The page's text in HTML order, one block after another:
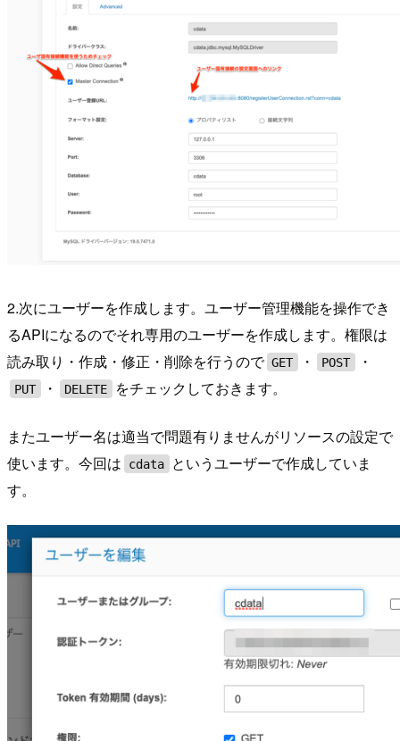
2.次にユーザーを作成します。ユーザー管理機能を操作でき
るAPIになるのでそれ専用のユーザーを作成します。権限は
読み取り・作成・修正・削除を行うので GET ・ POST ・
PUT ・ DELETE をチェックしておきます。
またユーザー名は適当で問題有りませんがリソースの設定で
使います。今回は
cdata
というユーザーで作成していま
す。